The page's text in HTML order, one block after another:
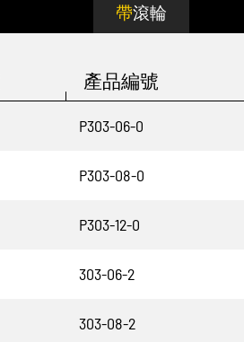
帶滾輪
產品編號
P303-06-0
P303-08-0
P303-12-0
303-06-2
303-08-2